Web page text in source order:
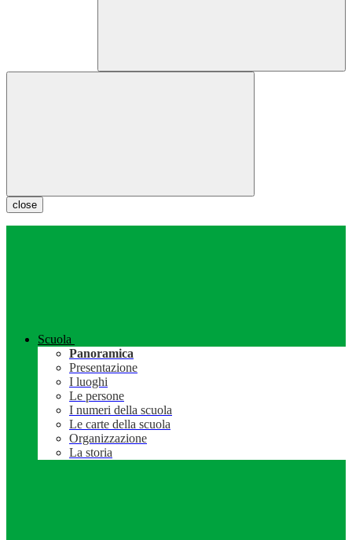
close
Scuola
Panoramica
Presentazione
I luoghi
Le persone
I numeri della scuola
Le carte della scuola
Organizzazione
La storia